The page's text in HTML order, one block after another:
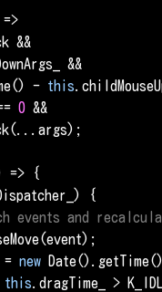
&&
&&
- this
0 &&
=> {
{
events and
= new Date
this .dragTime_ >